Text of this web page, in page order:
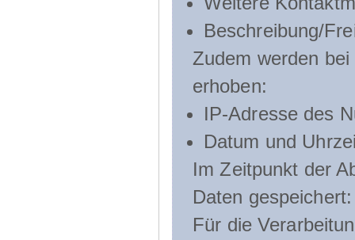
Beschreibung/
Zudem werden
erhoben:
IP-Adresse des
Datum und
Im Zeitpunkt der
Daten gespeichert:
Für die